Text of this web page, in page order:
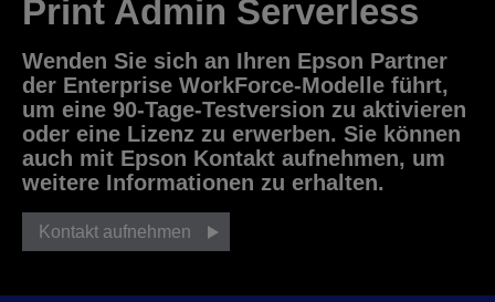
Print Admin Serverless
Wenden Sie sich an Ihren Epson Partner
der Enterprise WorkForce-Modelle führt,
um eine 90-Tage-Testversion zu aktivieren
oder eine Lizenz zu erwerben. Sie können
auch mit Epson Kontakt aufnehmen, um
weitere Informationen zu erhalten.
Kontakt aufnehmen